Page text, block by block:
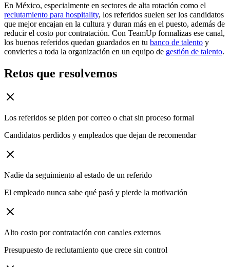
En México, especialmente en sectores de alta rotación como el
reclutamiento para hospitality, los referidos suelen ser los candidatos
que mejor encajan en la cultura y duran más en el puesto, además de
reducir el costo por contratación. Con TeamUp formalizas ese canal,
los buenos referidos quedan guardados en tu banco de talento y
conviertes a toda la organización en un equipo de gestión de talento.
Retos que resolvemos
Los referidos se piden por correo o chat sin proceso formal
Candidatos perdidos y empleados que dejan de recomendar
Nadie da seguimiento al estado de un referido
El empleado nunca sabe qué pasó y pierde la motivación
Alto costo por contratación con canales externos
Presupuesto de reclutamiento que crece sin control